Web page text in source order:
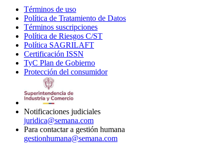
Términos de uso
in
new
window
Política de Tratamiento de Datos
Términos suscripciones
in
Política de Riesgos C/ST
Política SAGRILAFT
new
window
Certificación ISSN
in
new
TyC Plan de Gobierno
in
Protección del consumidorOpens
Notificaciones judiciales
juridica@semana.com
Para contactar a gestión humana
gestionhumana@semana.com